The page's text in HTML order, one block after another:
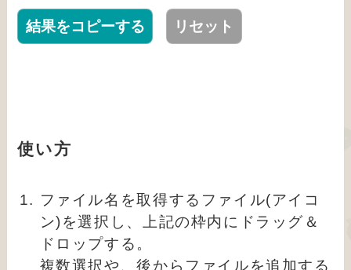
結果をコピーする リセット
使い方
ファイル名を取得するファイル(アイコ
ン)を選択し、上記の枠内にドラッグ＆
ドロップする。
複数選択や、後からファイルを追加する